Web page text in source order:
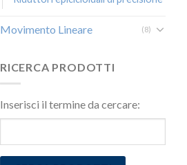
Movimento Lineare (8)
RICERCA PRODOTTI
Inserisci il termine da cercare: